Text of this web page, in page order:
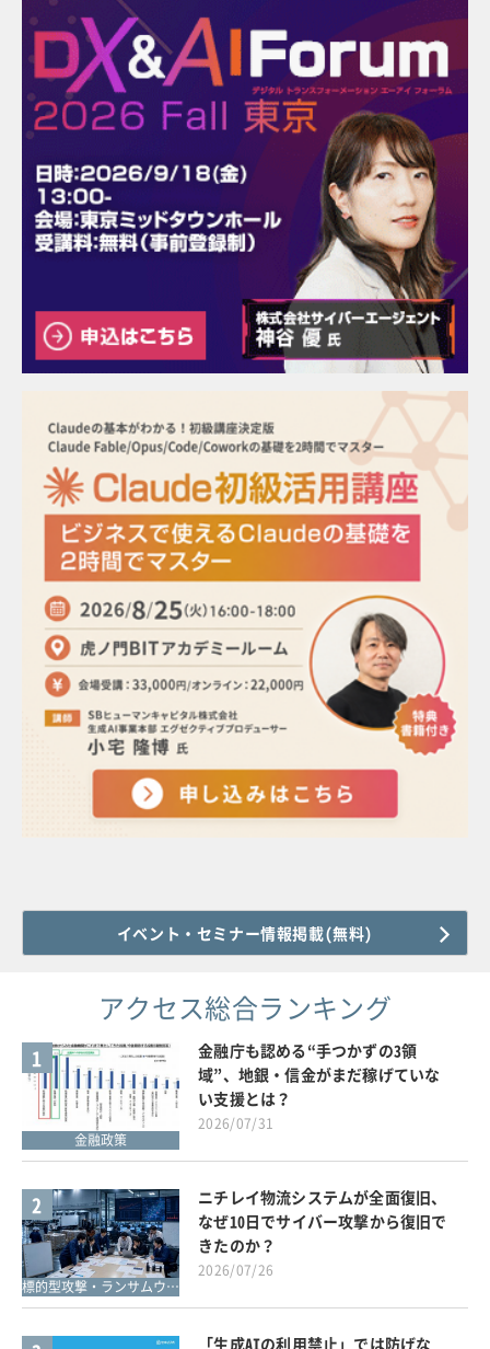
イベント・セミナー情報掲載(無料)
アクセス総合ランキング
1
金融政策
金融庁も認める“手つかずの3領
域”、地銀・信金がまだ稼げていな
い支援とは？
2026/07/31
2
標的型攻撃・ランサムウェア対策
ニチレイ物流システムが全面復旧、
なぜ10日でサイバー攻撃から復旧で
きたのか？
2026/07/26
「生成AIの利用禁止」では防げな